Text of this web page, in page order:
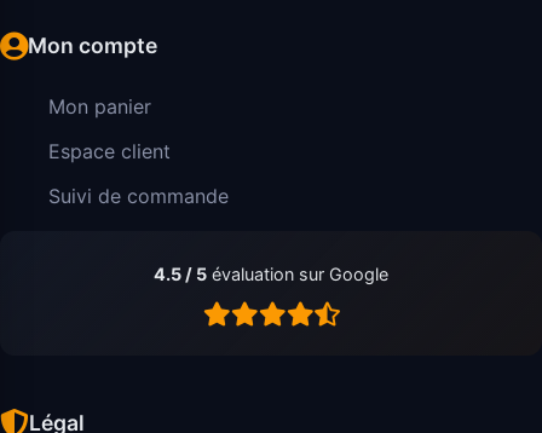
Mon compte
Mon panier
Espace client
Suivi de commande
4.5 / 5 évaluation sur Google
Légal